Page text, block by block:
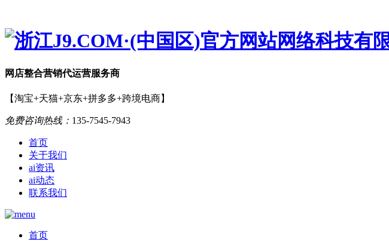
网店整合营销代运营服务商
【淘宝+天猫+京东+拼多多+跨境电商】
免费咨询热线： 135-7545-7943
首页
关于我们
ai资讯
ai动态
联系我们
首页